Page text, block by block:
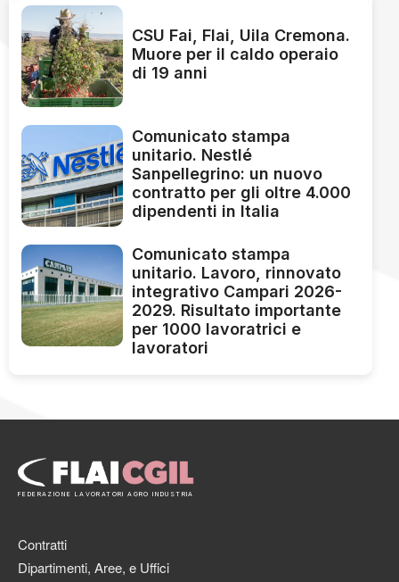
CSU Fai, Flai, Uila Cremona.
Muore per il caldo operaio
di 19 anni
Comunicato stampa
unitario. Nestlé
Sanpellegrino: un nuovo
contratto per gli oltre 4.000
dipendenti in Italia
Comunicato stampa
unitario. Lavoro, rinnovato
integrativo Campari 2026-
2029. Risultato importante
per 1000 lavoratrici e
lavoratori
FEDERAZIONE LAVORATORI AGRO INDUSTRIA
Contratti
Dipartimenti, Aree, e Uffici